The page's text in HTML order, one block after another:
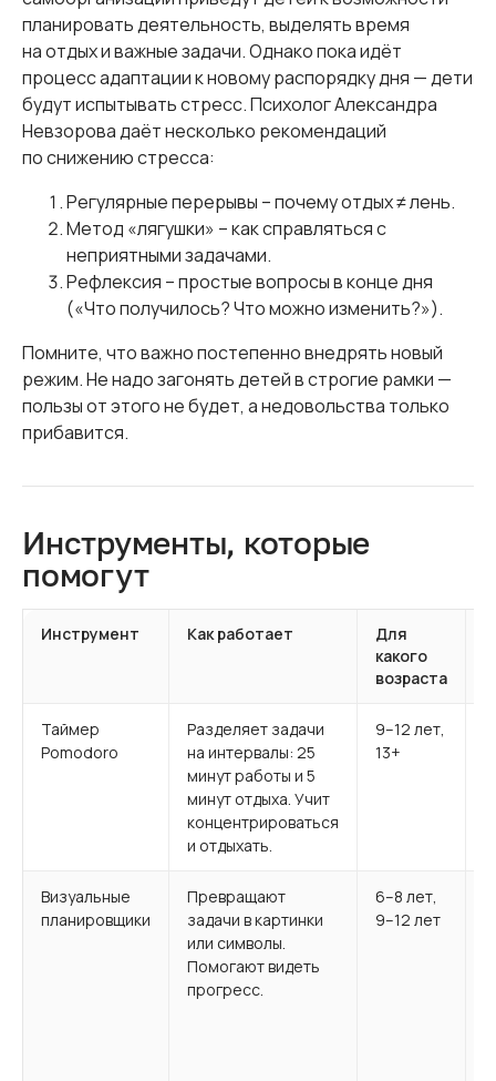
планировать деятельность, выделять время
на отдых и важные задачи. Однако пока идёт
процесс адаптации к новому распорядку дня — дети
будут испытывать стресс. Психолог Александра
Невзорова даёт несколько рекомендаций
по снижению стресса:
Регулярные перерывы – почему отдых ≠ лень.
Метод «лягушки» – как справляться с
неприятными задачами.
Рефлексия – простые вопросы в конце дня
(«Что получилось? Что можно изменить?»).
Помните, что важно постепенно внедрять новый
режим. Не надо загонять детей в строгие рамки —
пользы от этого не будет, а недовольства только
прибавится.
Инструменты, которые
помогут
Инструмент Как работает
Для
какого
возраста
Таймер
Pomodoro
Разделяет задачи
на интервалы: 25
минут работы и 5
минут отдыха. Учит
концентрироваться
и отдыхать.
9–12 лет,
13+
Визуальные
планировщики
Превращают
задачи в картинки
или символы.
Помогают видеть
прогресс.
6–8 лет,
9–12 лет